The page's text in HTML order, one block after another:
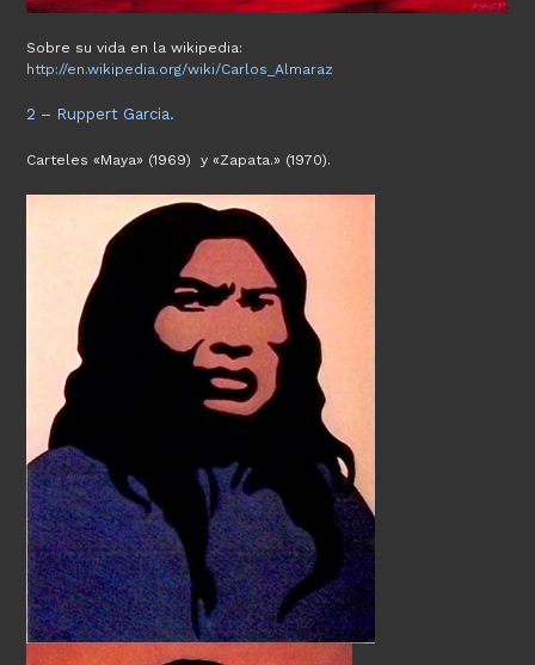
Sobre su vida en la wikipedia:
http://en.wikipedia.org/wiki/Carlos_Almaraz
2 – Ruppert Garcia.
Carteles «Maya» (1969) y «Zapata.» (1970).